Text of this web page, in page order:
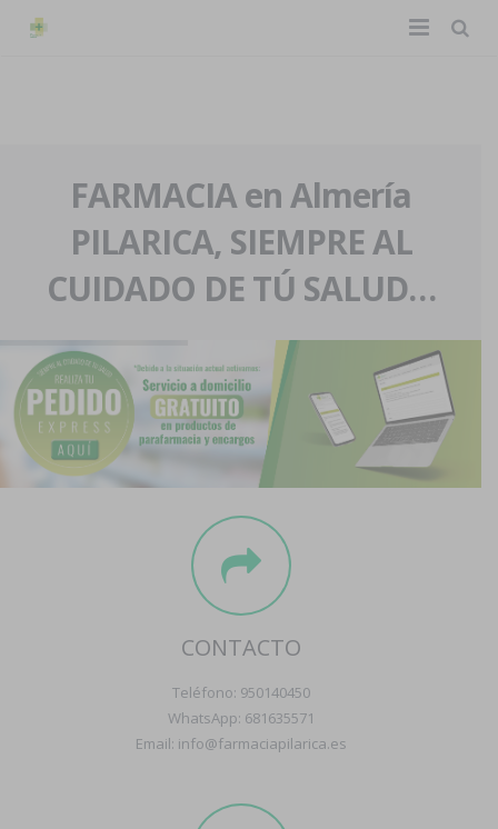
La farmacia
Nuestra historia
Nuestro equipo
Eventos
Servicios y reservas
Pedidos express
Blog
Contacto
Boletín
FARMACIA en Almería
PILARICA, SIEMPRE AL
CUIDADO DE TÚ SALUD…
CONTACTO
Teléfono: 950140450
WhatsApp: 681635571
Email: info@farmaciapilarica.es